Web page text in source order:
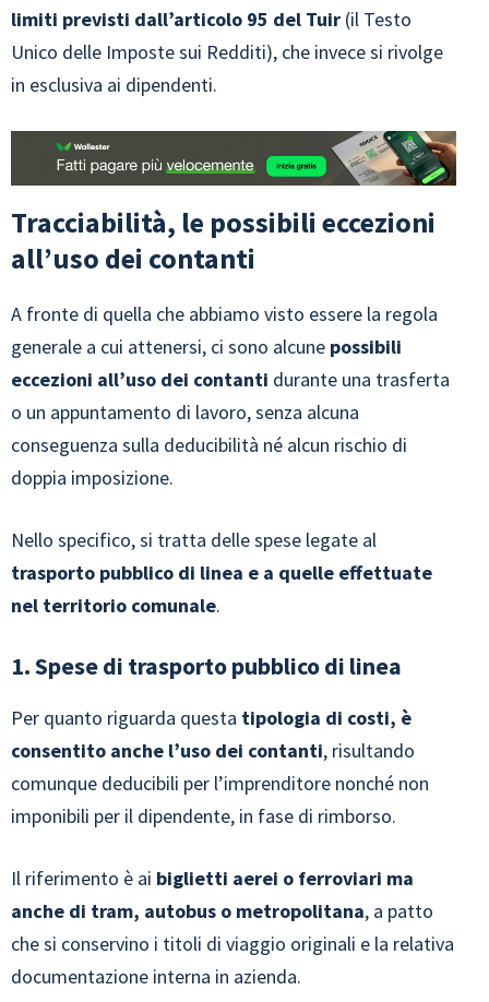
limiti previsti dall’articolo 95 del Tuir (il Testo
Unico delle Imposte sui Redditi), che invece si rivolge
in esclusiva ai dipendenti.
Tracciabilità, le possibili eccezioni
all’uso dei contanti
A fronte di quella che abbiamo visto essere la regola
generale a cui attenersi, ci sono alcune possibili
eccezioni all’uso dei contanti durante una trasferta
o un appuntamento di lavoro, senza alcuna
conseguenza sulla deducibilità né alcun rischio di
doppia imposizione.
Nello specifico, si tratta delle spese legate al
trasporto pubblico di linea e a quelle effettuate
nel territorio comunale.
1. Spese di trasporto pubblico di linea
Per quanto riguarda questa tipologia di costi, è
consentito anche l’uso dei contanti, risultando
comunque deducibili per l’imprenditore nonché non
imponibili per il dipendente, in fase di rimborso.
Il riferimento è ai biglietti aerei o ferroviari ma
anche di tram, autobus o metropolitana, a patto
che si conservino i titoli di viaggio originali e la relativa
documentazione interna in azienda.